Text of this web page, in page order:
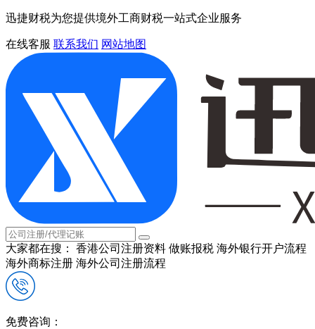
迅捷财税为您提供境外工商财税一站式企业服务
在线客服 联系我们 网站地图
大家都在搜： 香港公司注册资料 做账报税 海外银行开户流程
海外商标注册 海外公司注册流程
免费咨询：